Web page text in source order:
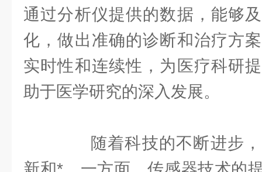
通过分析仪提供的数据，能够
化，做出准确的诊断和治疗方
实时性和连续性，为医疗科研
助于医学研究的深入发展。
随着科技的不断进步，